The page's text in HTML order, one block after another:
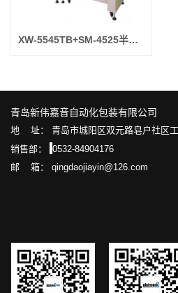
XW-5545TB+SM-4525半自动气动封切收缩包装机
青岛新伟嘉音自动化包装有限公司
地 址： 青岛市城阳区双元路皂户社区
销售部：
0532-84904176
邮 箱： qingdaojiayin@126.com